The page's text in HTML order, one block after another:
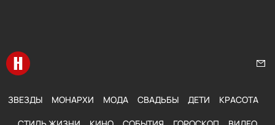
Перейти на главную
ЗВЕЗДЫ МОНАРХИ МОДА СВАДЬБЫ ДЕТИ КРАСОТА